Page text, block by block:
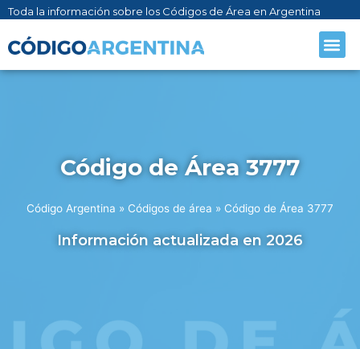
Toda la información sobre los Códigos de Área en Argentina
Código de Área 3777
Código Argentina » Códigos de área » Código de Área 3777
Información actualizada en 2026